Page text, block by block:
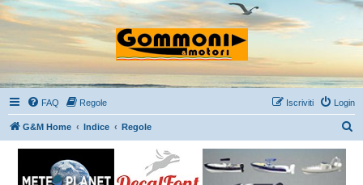
FAQ Regole Login
Iscriviti
G&M Home Indice Regole